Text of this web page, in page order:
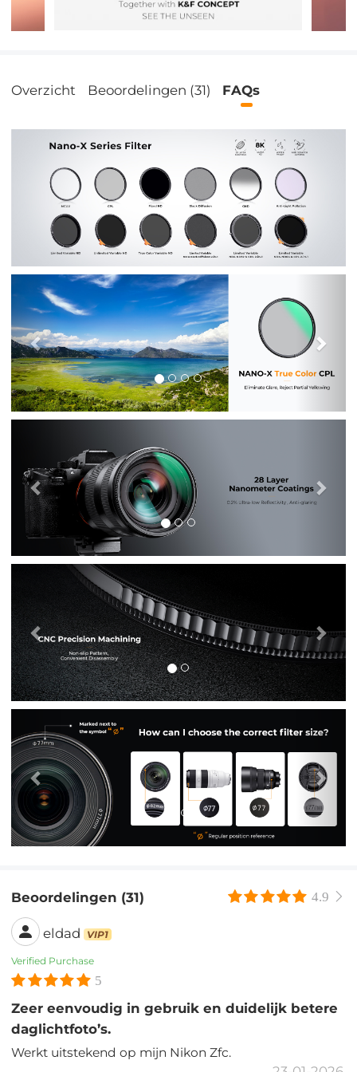
Overzicht Beoordelingen (31) FAQs
Previous
Previous
Previous
Beoordelingen (31) 4.9
eldad VIP1
Verified Purchase
5
Zeer eenvoudig in gebruik en duidelijk betere
daglichtfoto’s.
Werkt uitstekend op mijn Nikon Zfc.